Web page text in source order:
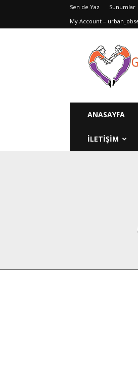
Sen de Yaz Sunumlar
My Account –
Genç
Diyetisyenler
ANASAYFA
ILETIŞIM